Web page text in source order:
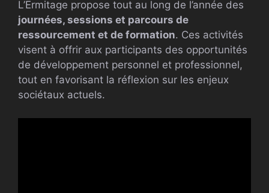
L’Ermitage propose tout au long de l’année des
journées, sessions et parcours de
ressourcement et de formation. Ces activités
visent à offrir aux participants des opportunités
de développement personnel et professionnel,
tout en favorisant la réflexion sur les enjeux
sociétaux actuels.